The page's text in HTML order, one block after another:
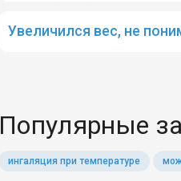
Увеличился вес, не
Популярные
ингаляция при температуре